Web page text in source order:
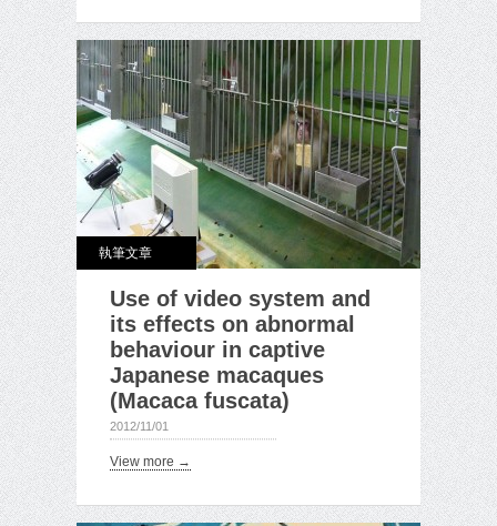
執筆文章
Use of video system and
its effects on abnormal
behaviour in captive
Japanese macaques
(Macaca fuscata)
2012/11/01
View more →